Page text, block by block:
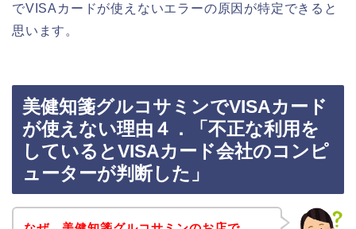
でVISAカードが使えないエラーの原因が特定できると
思います。
美健知箋グルコサミンでVISAカード
が使えない理由４．「不正な利用を
しているとVISAカード会社のコンピ
ューターが判断した」